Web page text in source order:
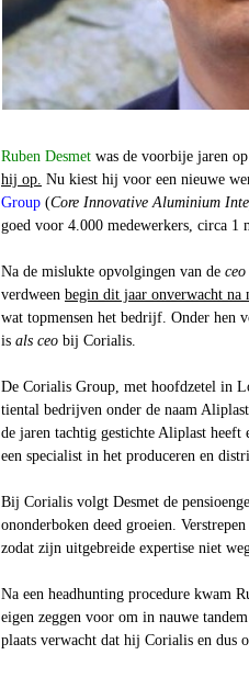
Ruben Desmet was de voorbije jaren
hij op. Nu kiest hij voor een nieuwe
Group (Core Innovative Aluminium
goed voor 4.000 medewerkers, circa
Na de mislukte opvolgingen van de ceo
verdween begin dit jaar onverwacht na
wat topmensen het bedrijf. Onder hen
is als ceo bij Corialis.
De Corialis Group, met hoofdzetel in
tiental bedrijven onder de naam
de jaren tachtig gestichte Aliplast heeft
een specialist in het produceren en
Bij Corialis volgt Desmet de
ononderboken deed groeien.
zodat zijn uitgebreide expertise niet
Na een headhunting procedure kwam
eigen zeggen voor om in nauwe
plaats verwacht dat hij Corialis en dus